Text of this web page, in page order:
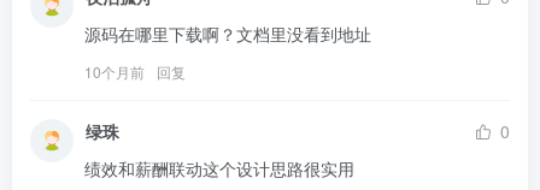
源码在哪里下载啊？文档里没看到地址
10个月前 回复
绿珠
0
绩效和薪酬联动这个设计思路很实用